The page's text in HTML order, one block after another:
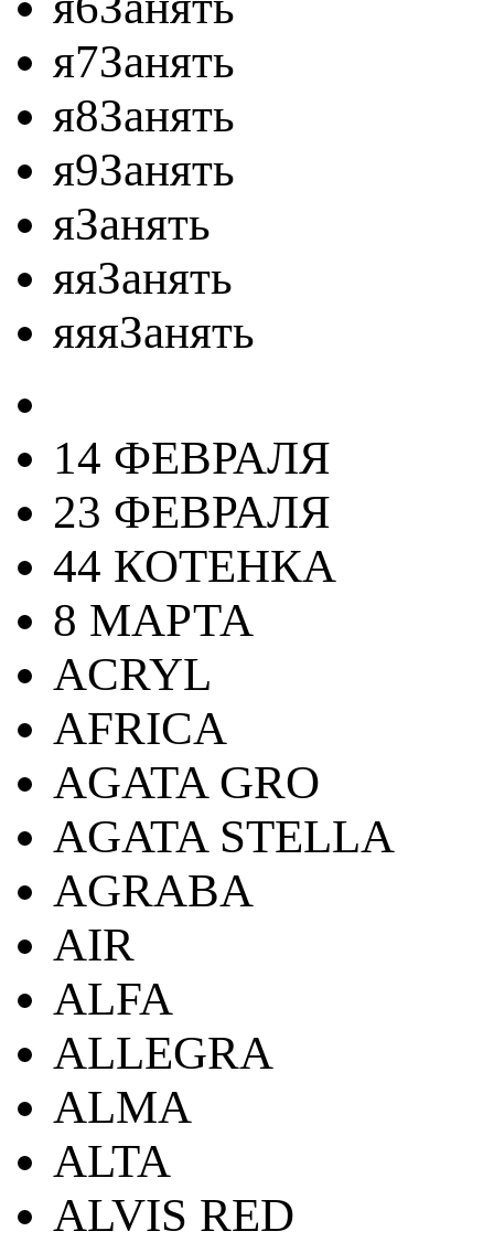
я7Занять
я8Занять
я9Занять
яЗанять
яяЗанять
яяяЗанять
14 ФЕВРАЛЯ
23 ФЕВРАЛЯ
44 КОТЕНКА
8 МАРТА
ACRYL
AFRICA
AGATA GRO
AGATA STELLA
AGRABA
AIR
ALFA
ALLEGRA
ALMA
ALTA
ALVIS RED